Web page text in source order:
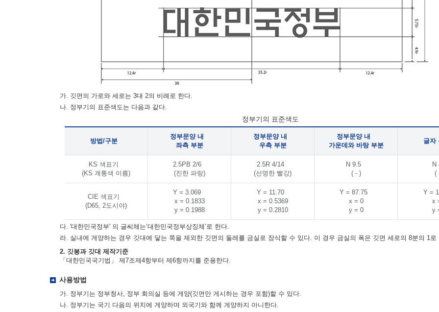
가. 깃면의 가로와 세로는 3대 2의 비례로 한다.
나. 정부기의 표준색도는 다음과 같다.
정부기의 표준색도
방법/구분
정부문양 내
좌측 부분
정부문양 내
우측 부분
정부문양 내
가운데와 바탕 부분
글자
KS 색표기
(KS 계통색 이름)
2.5PB 2/6
(진한 파랑)
2.5R 4/14
(선명한 빨강)
N 9.5
( - )
N
(
CIE 색표기
(D65, 2도시야)
Y = 3.069
x = 0.1833
y = 0.1988
Y = 11.70
x = 0.5369
y = 0.2810
Y = 87.75
x = 0
y = 0
Y =
x
y
다. '대한민국정부' 의 글씨체는‘대한민국정부상징체’로 한다.
라. 실내에 게양하는 경우 깃대에 닿는 쪽을 제외한 깃면의 둘레를 금실로 장식할 수 있다. 이 경우 금실의 폭은 깃면 세로의 8분의 1로
2. 깃봉과 깃대 제작기준
「대한민국국기법」 제7조제4항부터 제6항까지를 준용한다.
사용방법
가. 정부기는 정부청사, 정부 회의실 등에 게양(깃면만 게시하는 경우 포함)할 수 있다.
나. 정부기는 국기 다음의 위치에 게양하며 외국기와 함께 게양하지 아니한다.